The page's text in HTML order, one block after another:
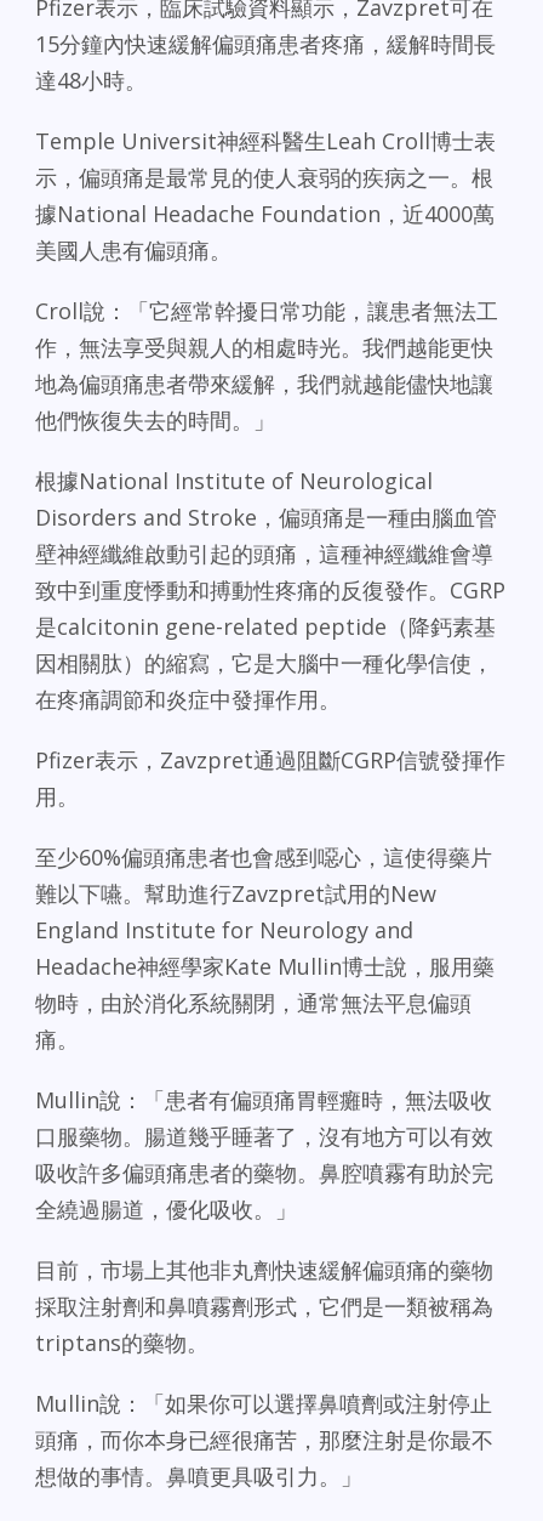
Pfizer表示，臨床試驗資料顯示，Zavzpret可在
15分鐘內快速緩解偏頭痛患者疼痛，緩解時間長
達48小時。
Temple Universit神經科醫生Leah Croll博士表
示，偏頭痛是最常見的使人衰弱的疾病之一。根
據National Headache Foundation，近4000萬
美國人患有偏頭痛。
Croll說：「它經常幹擾日常功能，讓患者無法工
作，無法享受與親人的相處時光。我們越能更快
地為偏頭痛患者帶來緩解，我們就越能儘快地讓
他們恢復失去的時間。」
根據National Institute of Neurological
Disorders and Stroke，偏頭痛是一種由腦血管
壁神經纖維啟動引起的頭痛，這種神經纖維會導
致中到重度悸動和搏動性疼痛的反復發作。CGRP
是calcitonin gene-related peptide（降鈣素基
因相關肽）的縮寫，它是大腦中一種化學信使，
在疼痛調節和炎症中發揮作用。
Pfizer表示，Zavzpret通過阻斷CGRP信號發揮作
用。
至少60%偏頭痛患者也會感到噁心，這使得藥片
難以下嚥。幫助進行Zavzpret試用的New
England Institute for Neurology and
Headache神經學家Kate Mullin博士說，服用藥
物時，由於消化系統關閉，通常無法平息偏頭
痛。
Mullin說：「患者有偏頭痛胃輕癱時，無法吸收
口服藥物。腸道幾乎睡著了，沒有地方可以有效
吸收許多偏頭痛患者的藥物。鼻腔噴霧有助於完
全繞過腸道，優化吸收。」
目前，市場上其他非丸劑快速緩解偏頭痛的藥物
採取注射劑和鼻噴霧劑形式，它們是一類被稱為
triptans的藥物。
Mullin說：「如果你可以選擇鼻噴劑或注射停止
頭痛，而你本身已經很痛苦，那麼注射是你最不
想做的事情。鼻噴更具吸引力。」